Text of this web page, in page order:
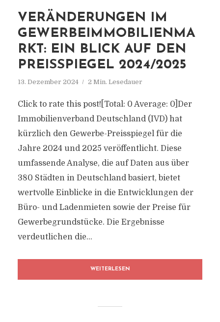
VERÄNDERUNGEN IM
GEWERBEIMMOBILIENMA
RKT: EIN BLICK AUF DEN
PREISSPIEGEL 2024/2025
13. Dezember 2024 2 Min. Lesedauer
Click to rate this post![Total: 0 Average: 0]Der
Immobilienverband Deutschland (IVD) hat
kürzlich den Gewerbe-Preisspiegel für die
Jahre 2024 und 2025 veröffentlicht. Diese
umfassende Analyse, die auf Daten aus über
380 Städten in Deutschland basiert, bietet
wertvolle Einblicke in die Entwicklungen der
Büro- und Ladenmieten sowie der Preise für
Gewerbegrundstücke. Die Ergebnisse
verdeutlichen die...
WEITERLESEN